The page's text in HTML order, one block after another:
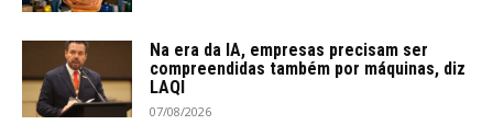
Na era da IA, empresas precisam ser
compreendidas também por máquinas, diz
LAQI
07/08/2026